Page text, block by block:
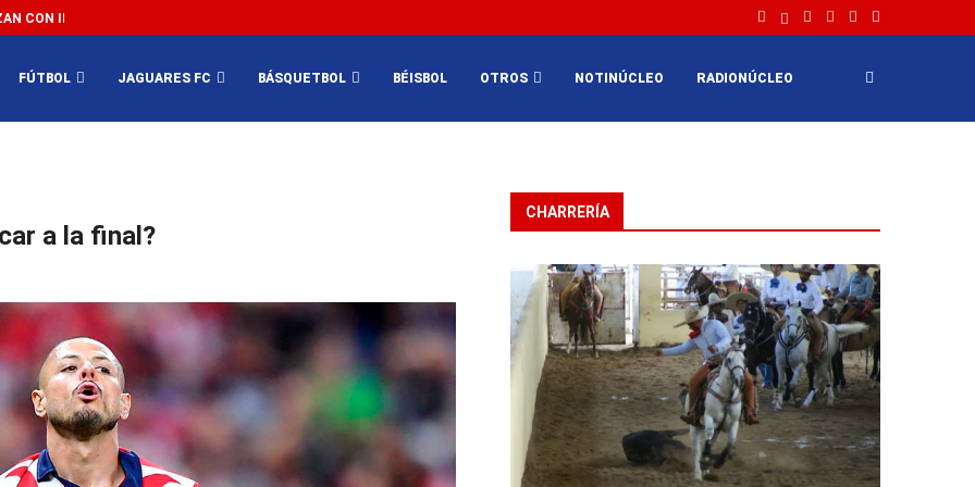
CON IMPEDIR EL MÉXICO VS SUDÁFRICA...
FÚTBOL JAGUARES FC BÁSQUETBOL BÉISBOL OTROS NOTINÚCLEO RADIONÚCLEO
a la final?
CHARRERÍA